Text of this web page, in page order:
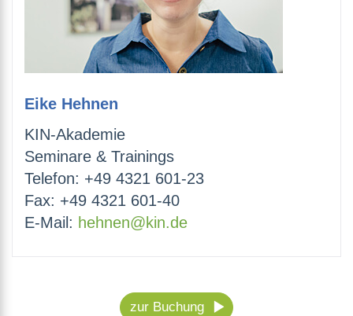
Eike Hehnen
KIN-Akademie
Seminare & Trainings
Telefon: +49 4321 601-23
Fax: +49 4321 601-40
E-Mail: hehnen@kin.de
zur Buchung